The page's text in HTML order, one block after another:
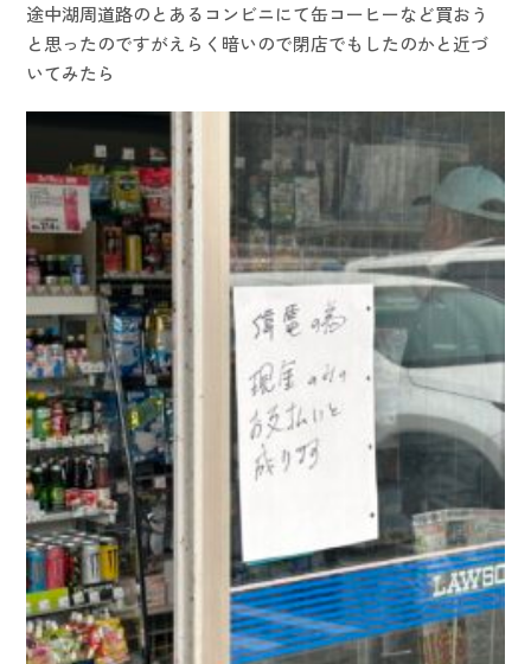
途中湖周道路のとあるコンビニにて缶コーヒーなど買おう
と思ったのですがえらく暗いので閉店でもしたのかと近づ
いてみたら